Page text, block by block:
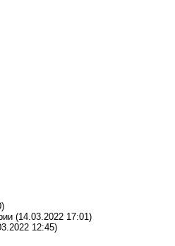
(14.03.2022 17:01)
12:45)